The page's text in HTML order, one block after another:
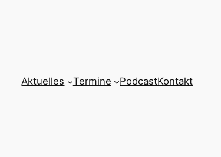
Aktuelles Termine PodcastKontakt